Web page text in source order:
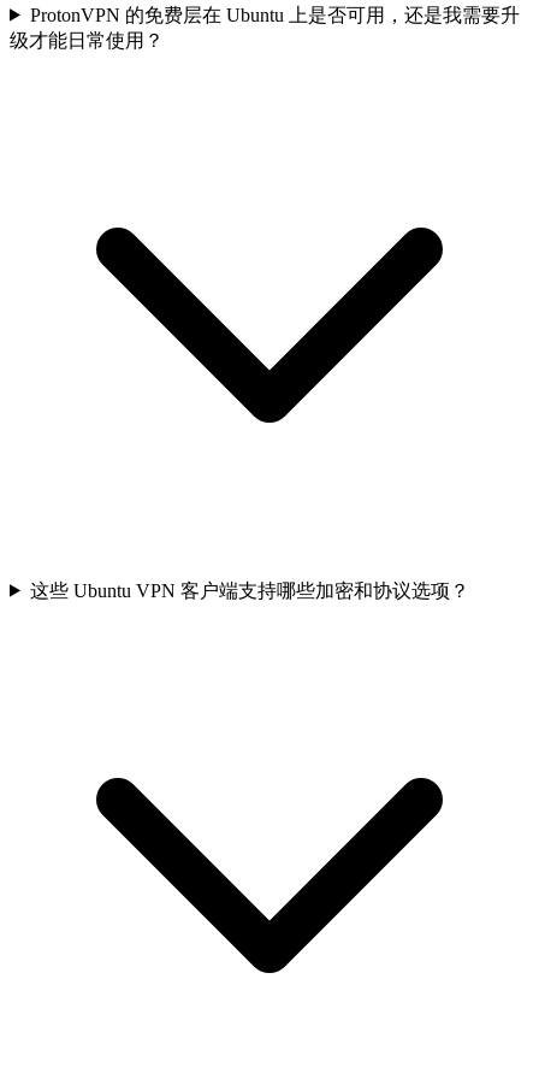
ProtonVPN 的免费层在 Ubuntu 上是否可用，还是我需要升
级才能日常使用？
这些 Ubuntu VPN 客户端支持哪些加密和协议选项？